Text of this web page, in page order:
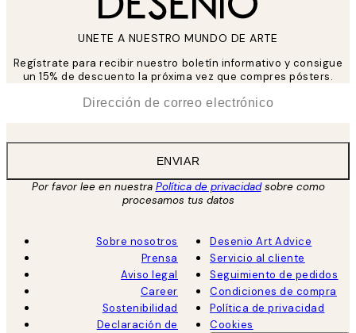
UNETE A NUESTRO MUNDO DE ARTE
Regístrate para recibir nuestro boletín informativo y consigue
un 15% de descuento la próxima vez que compres pósters.
ENVIAR
Por favor lee en nuestra Política de privacidadsobre como
procesamos tus datos
Sobre nosotros
Prensa
Aviso legal
Career
Sostenibilidad
Declaración de
Desenio Art Advice
Servicio al cliente
Seguimiento de pedidos
Condiciones de compra
Política de privacidad
Cookies